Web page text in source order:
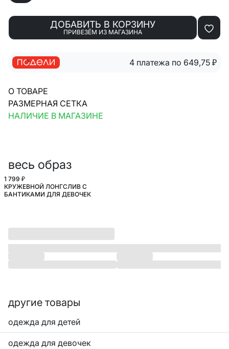
ДОБАВИТЬ В КОРЗИНУ
ПРИВЕЗЁМ ИЗ МАГАЗИНА
4 платежа по 649,75 ₽
О ТОВАРЕ
РАЗМЕРНАЯ СЕТКА
НАЛИЧИЕ В МАГАЗИНЕ
весь образ
ШКОЛА
1 799 ₽
КРУЖЕВНОЙ ЛОНГСЛИВ С
БАНТИКАМИ ДЛЯ ДЕВОЧЕК
другие товары
одежда для детей
одежда для девочек